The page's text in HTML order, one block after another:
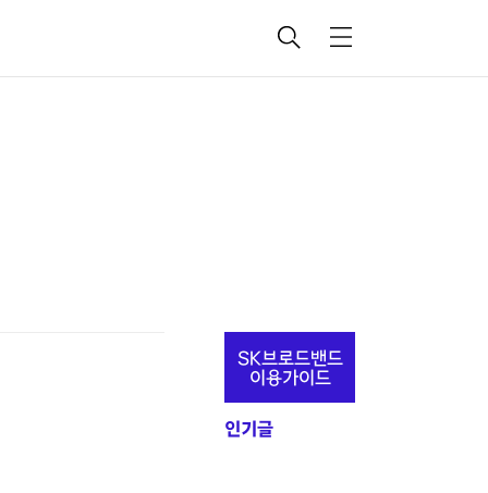
검
메
추
정
보
SK브로드밴드
이용가이드
인기글